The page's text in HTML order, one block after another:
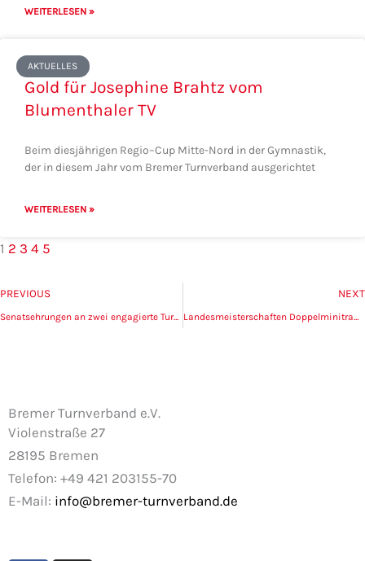
WEITERLESEN »
AKTUELLES
Gold für Josephine Brahtz vom
Blumenthaler TV
Beim diesjährigen Regio–Cup Mitte-Nord in der Gymnastik,
der in diesem Jahr vom Bremer Turnverband ausgerichtet
WEITERLESEN »
1 2 3 4 5
Zurück
PREVIOUS
Senatsehrungen an zwei engagierte Turnfrauen
NEXT
Landesmeisterschaften Doppelminitramp 2025
Bremer Turnverband e.V.
Violenstraße 27
28195 Bremen
Telefon: +49 421 203155-70
E-Mail: info@bremer-turnverband.de